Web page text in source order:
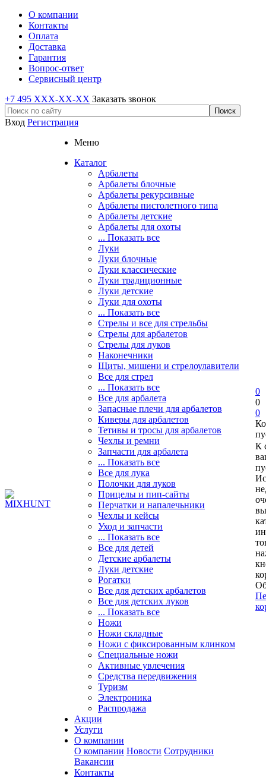
О компании
Контакты
Оплата
Доставка
Гарантия
Вопрос-ответ
Сервисный центр
+7 495 XXX-XX-XX Заказать звонок
Вход Регистрация
Меню
Каталог
Арбалеты
Арбалеты блочные
Арбалеты рекурсивные
Арбалеты пистолетного типа
Арбалеты детские
Арбалеты для охоты
... Показать все
Луки
Луки блочные
Луки классические
Луки традиционные
Луки детские
Луки для охоты
... Показать все
Стрелы и все для стрельбы
Стрелы для арбалетов
Стрелы для луков
Наконечники
Щиты, мишени и стрелоулавители
Все для стрел
... Показать все
Все для арбалета
Запасные плечи для арбалетов
Киверы для арбалетов
Тетивы и тросы для арбалетов
Чехлы и ремни
Запчасти для арбалета
... Показать все
Все для лука
Полочки для луков
Прицелы и пип-сайты
Перчатки и напалечьники
Чехлы и кейсы
Уход и запчасти
... Показать все
Все для детей
Детские арбалеты
Луки детские
Рогатки
Все для детских арбалетов
Все для детских луков
... Показать все
Ножи
Ножи складные
Ножи с фиксированным клинком
Специальные ножи
Активные увлечения
Средства передвижения
Туризм
Электроника
Распродажа
Акции
Услуги
О компании
О компании Новости Сотрудники
Вакансии
Контакты
0
0
0
К